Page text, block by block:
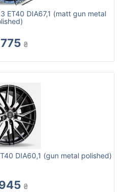
ET40 DIA67,1 (matt gun metal
₴
DIA60,1 (gun metal polished)
₴